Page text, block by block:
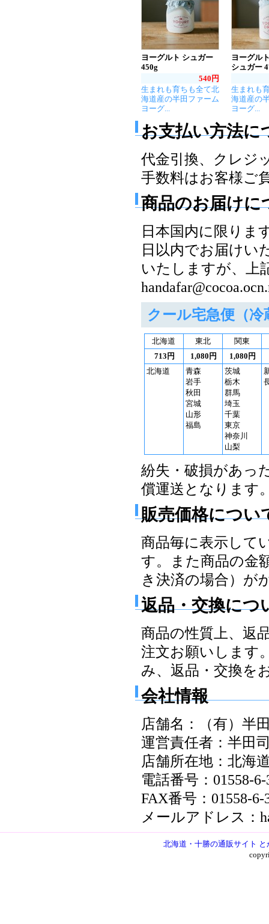
ヨーグルト シュガー
450g
540円
生まれも育ちも全て北
海道産の半田ファーム
ヨーグ...
ヨーグル
シュガー
生まれも
海道産の
ヨーグ...
お支払い方法に
代金引換、クレジ
手数料はお客様ご
商品のお届けに
日本国内に限りま
日以内でお届けい
いたしますが、上
クール宅急便（冷
北海道 東北
関東
713円
1,080円 1,080円
北海道
青森
岩手
秋田
宮城
山形
福島
茨城
栃木
群馬
埼玉
千葉
東京
神奈川
山梨
紛失・破損があっ
償運送となります
販売価格につい
商品毎に表示して
す。また商品の金
き決済の場合）が
返品・交換につ
商品の性質上、返
注文お願いします
み、返品・交換を
会社情報
店舗名：（有）半
運営責任者：半田
店舗所在地：北海
電話番号：01558-6-
FAX番号：01558-6-
メールアドレス：
北海道・十勝の通販サイト と